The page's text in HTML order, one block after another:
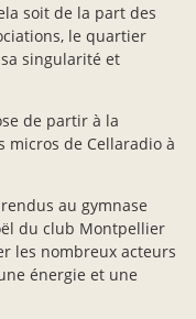
soit de la part des
le quartier
singularité et
de partir à la
de Cellaradio à
au gymnase
du club Montpellier
les nombreux acteurs
énergie et une